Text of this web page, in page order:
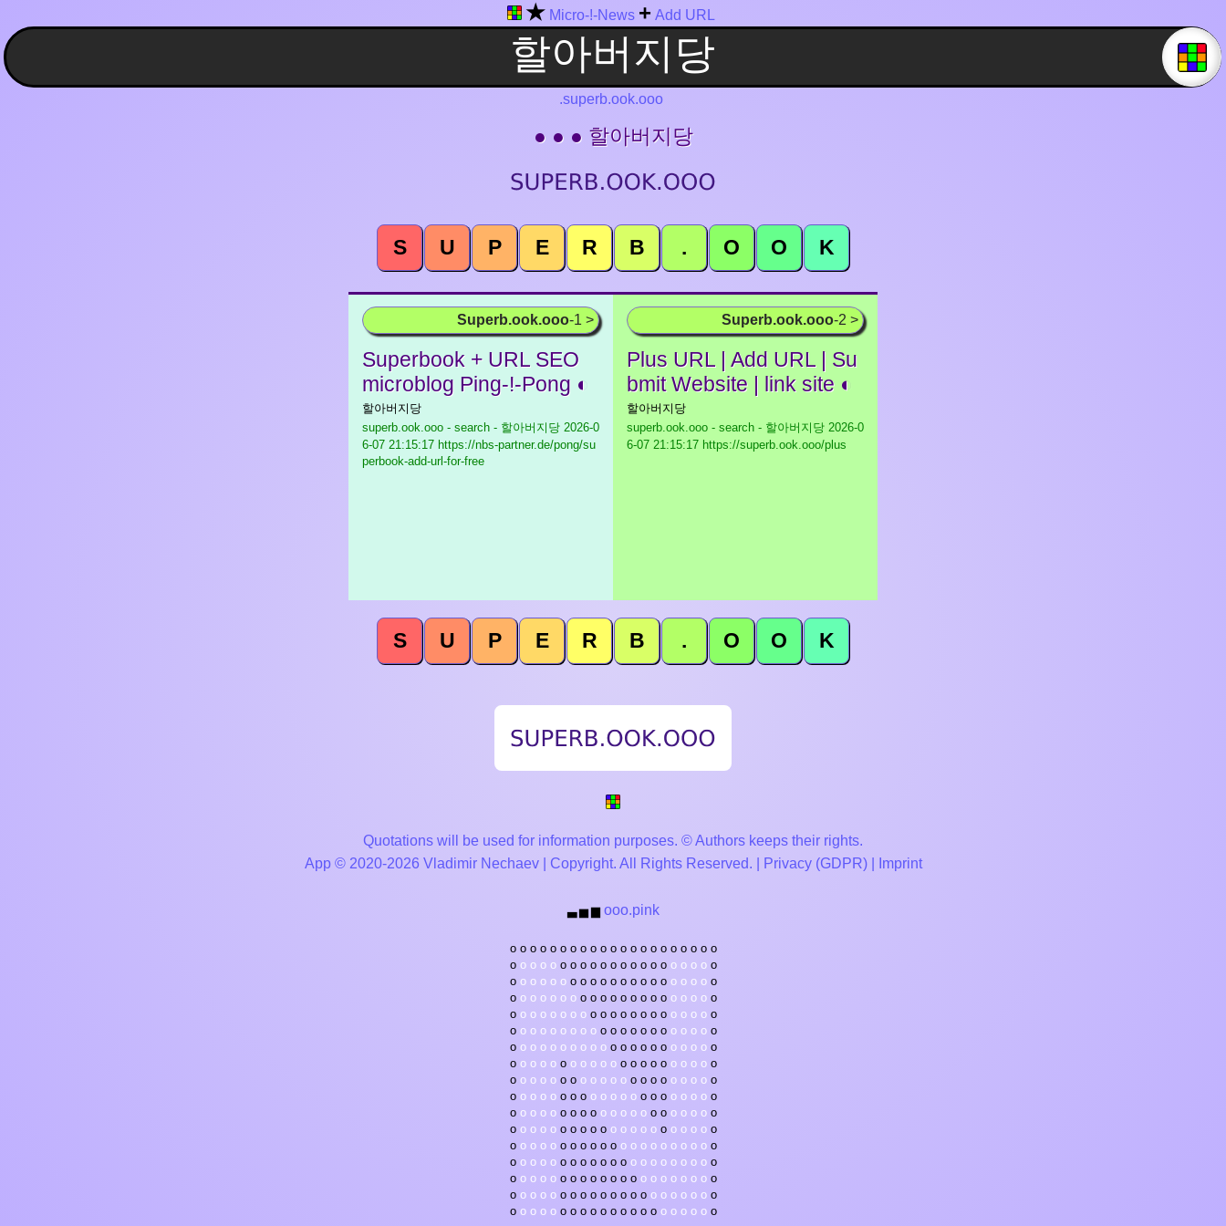
★ Micro-!-News + Add URL
.superb.ook.ooo
● ● ● 할아버지당
S U P E R B . O O K
Superb.ook.ooo-1 >
Superbook + URL SEO
microblog Ping-!-Pong ◐
할아버지당
superb.ook.ooo - search - 할아버지당 2026-0
6-07 21:15:17 https://nbs-partner.de/pong/su
perbook-add-url-for-free
Superb.ook.ooo-2 >
Plus URL | Add URL | Su
bmit Website | link site ◐
할아버지당
superb.ook.ooo - search - 할아버지당 2026-0
6-07 21:15:17 https://superb.ook.ooo/plus
S U P E R B . O O K
Quotations will be used for information purposes. © Authors keeps their rights.
App © 2020-2026 Vladimir Nechaev | Copyright. All Rights Reserved. |
Privacy (GDPR)| Imprint
▃ ▅ ▆ ooo.pink
o o o o o o o o o o o o o o o o o o o o o
o o o o o o o o o o o o o o o o o o o o o
o o o o o o o o o o o o o o o o o o o o o
o o o o o o o o o o o o o o o o o o o o o
o o o o o o o o o o o o o o o o o o o o o
o o o o o o o o o o o o o o o o o o o o o
o o o o o o o o o o o o o o o o o o o o o
o o o o o o o o o o o o o o o o o o o o o
o o o o o o o o o o o o o o o o o o o o o
o o o o o o o o o o o o o o o o o o o o o
o o o o o o o o o o o o o o o o o o o o o
o o o o o o o o o o o o o o o o o o o o o
o o o o o o o o o o o o o o o o o o o o o
o o o o o o o o o o o o o o o o o o o o o
o o o o o o o o o o o o o o o o o o o o o
o o o o o o o o o o o o o o o o o o o o o
o o o o o o o o o o o o o o o o o o o o o